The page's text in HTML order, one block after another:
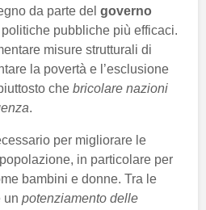
da parte del governo
pubbliche più efficaci.
misure strutturali di
la povertà e l’esclusione
che bricolare nazioni
.
per migliorare le
in particolare per
bambini e donne. Tra le
un potenziamento delle